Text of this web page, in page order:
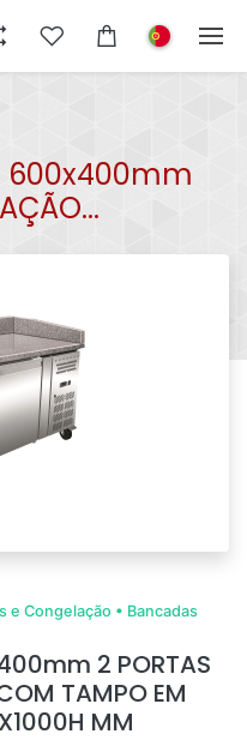
600x400mm
e Congelação • Bancadas
2 PORTAS
TAMPO EM
MM